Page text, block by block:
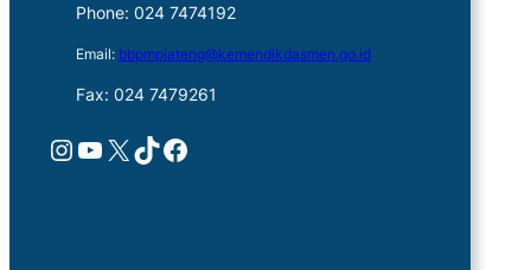
Phone: 024 7474192
Email: bbpmpjateng@kemendikdasmen.go.id
Fax: 024 7479261
Instagram YouTube X TikTok Facebook